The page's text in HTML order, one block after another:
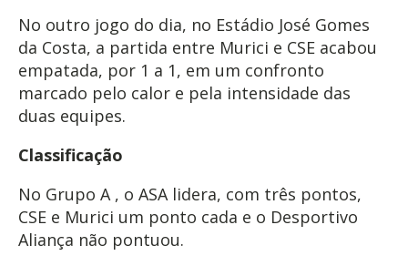
No outro jogo do dia, no Estádio José Gomes
da Costa, a partida entre Murici e CSE acabou
empatada, por 1 a 1, em um confronto
marcado pelo calor e pela intensidade das
duas equipes.
Classificação
No Grupo A , o ASA lidera, com três pontos,
CSE e Murici um ponto cada e o Desportivo
Aliança não pontuou.